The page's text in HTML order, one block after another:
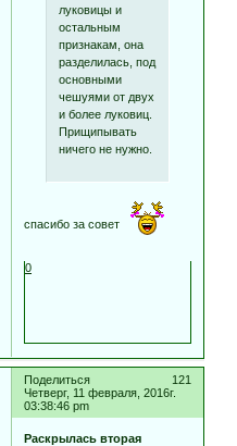
луковицы и
остальным
признакам, она
разделилась, под
основными
чешуями от двух
и более луковиц.
Прищипывать
ничего не нужно.
спасибо за совет
0
Поделиться
121
Четверг, 11 февраля, 2016г.
03:38:46 pm
Раскрылась вторая